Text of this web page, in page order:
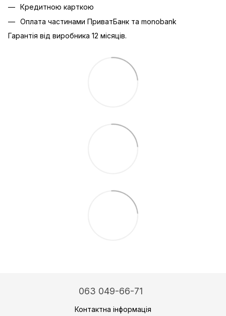
Кредитною карткою
Оплата частинами ПриватБанк та monobank
Гарантія від виробника 12 місяців.
063 049-66-71
Контактна інформація